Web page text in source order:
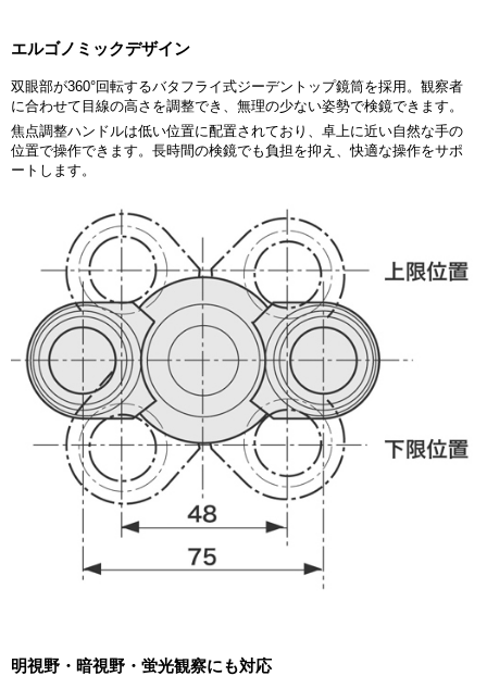
エルゴノミックデザイン
双眼部が360°回転するバタフライ式ジーデントップ鏡筒を採用。観察者
に合わせて目線の高さを調整でき、無理の少ない姿勢で検鏡できます。
焦点調整ハンドルは低い位置に配置されており、卓上に近い自然な手の
位置で操作できます。長時間の検鏡でも負担を抑え、快適な操作をサポ
ートします。
明視野・暗視野・蛍光観察にも対応